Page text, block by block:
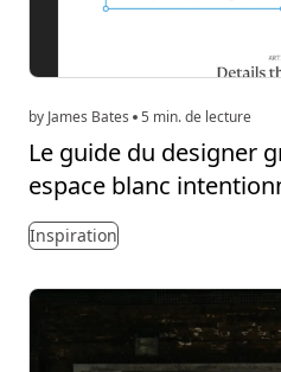
by James Bates 5 min. de lecture
Le guide du designer
espace blanc
Inspiration